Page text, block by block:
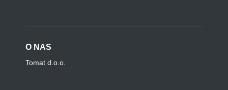
O NAS
Tomat d.o.o.